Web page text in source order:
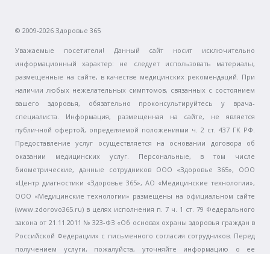
© 2009-2026 Здоровье 365
Уважаемые посетители! Данный сайт носит исключительно
информационный характер: не следует использовать материалы,
размещенные на сайте, в качестве медицинских рекомендаций. При
наличии любых нежелательных симптомов, связанных с состоянием
вашего здоровья, обязательно проконсультируйтесь у врача-
специалиста. Информация, размещенная на сайте, не является
публичной офертой, определяемой положениями ч. 2 ст. 437 ГК РФ.
Предоставление услуг осуществляется на основании договора об
оказании медицинских услуг. Персональные, в том числе
биометрические, данные сотрудников ООО «Здоровье 365», ООО
«Центр диагностики «Здоровье 365», АО «Медицинские технологии»,
ООО «Медицинские технологии» размещены на официальном сайте
(www.zdorovo365.ru) в целях исполнения п. 7 ч. 1 ст. 79 Федерального
закона от 21.11.2011 № 323-ФЗ «Об основах охраны здоровья граждан в
Российской Федерации» с письменного согласия сотрудников. Перед
получением услуги, пожалуйста, уточняйте информацию о ее